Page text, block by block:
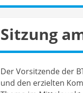
Sitzung
Der Vorsitzende der
und den erzielten